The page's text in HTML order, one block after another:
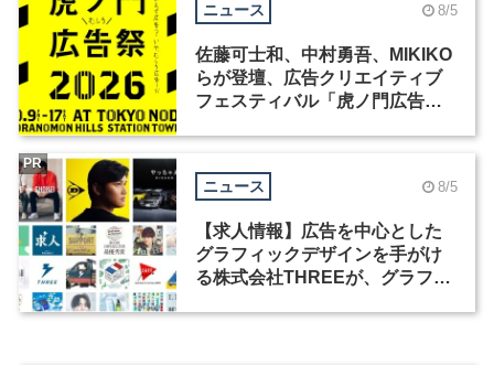
ニュース 8/5
佐藤可士和、中村勇吾、MIKIKO
らが登壇、広告クリエイティブ
フェスティバル「虎ノ門広告
ニュース 8/5
【求人情報】広告を中心とした
グラフィックデザインを手がけ
る株式会社THREEが、グラフィ
PR